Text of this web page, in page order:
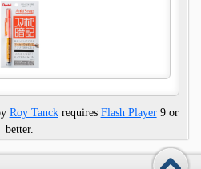
Roy Tanckrequires Flash Player9 or
better.